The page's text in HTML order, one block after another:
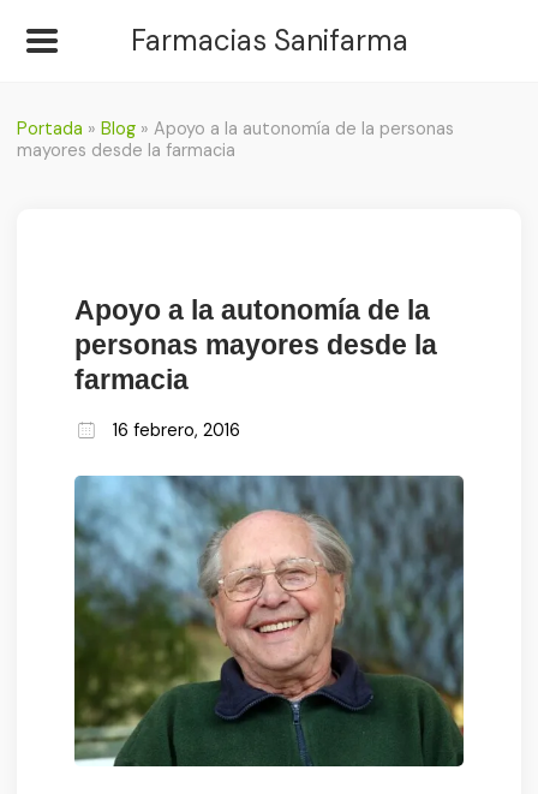
Farmacias Sanifarma
Portada »Blog »Apoyo a la autonomía de la personas
mayores desde la farmacia
Apoyo a la autonomía de la
personas mayores desde la
farmacia
16 febrero, 2016